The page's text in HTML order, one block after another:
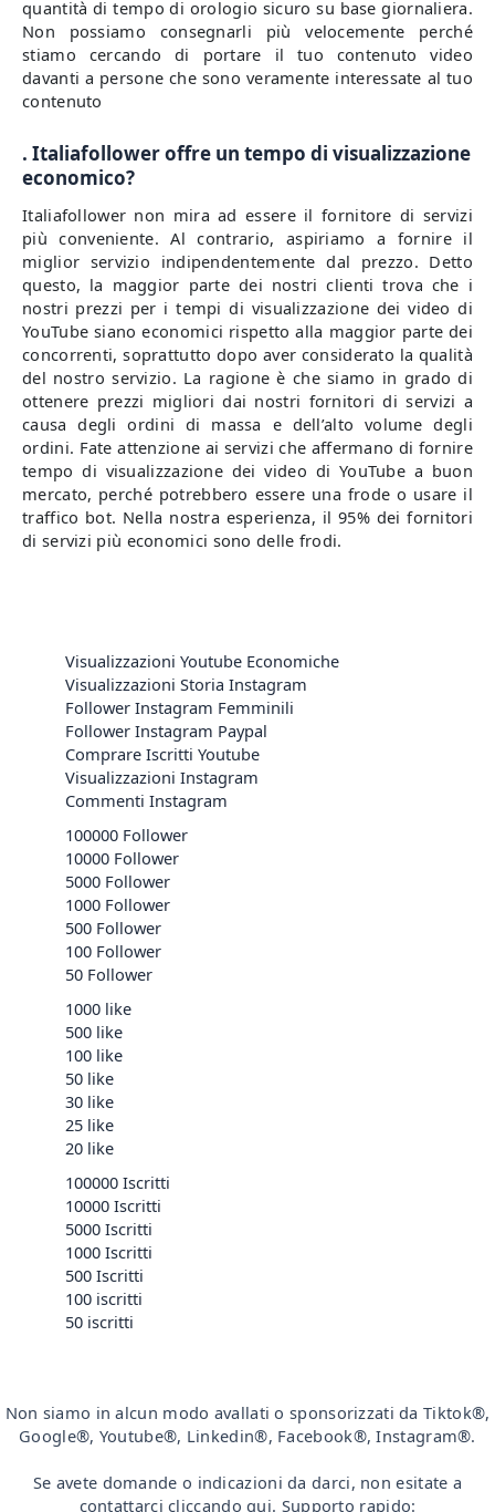
quantità di tempo di orologio sicuro su base giornaliera.
Non possiamo consegnarli più velocemente perché
stiamo cercando di portare il tuo contenuto video
davanti a persone che sono veramente interessate al tuo
contenuto
. Italiafollower offre un tempo di visualizzazione
economico?
Italiafollower non mira ad essere il fornitore di servizi
più conveniente. Al contrario, aspiriamo a fornire il
miglior servizio indipendentemente dal prezzo. Detto
questo, la maggior parte dei nostri clienti trova che i
nostri prezzi per i tempi di visualizzazione dei video di
YouTube siano economici rispetto alla maggior parte dei
concorrenti, soprattutto dopo aver considerato la qualità
del nostro servizio. La ragione è che siamo in grado di
ottenere prezzi migliori dai nostri fornitori di servizi a
causa degli ordini di massa e dell’alto volume degli
ordini. Fate attenzione ai servizi che affermano di fornire
tempo di visualizzazione dei video di YouTube a buon
mercato, perché potrebbero essere una frode o usare il
traffico bot. Nella nostra esperienza, il 95% dei fornitori
di servizi più economici sono delle frodi.
Visualizzazioni Youtube Economiche
Visualizzazioni Storia Instagram
Follower Instagram Femminili
Follower Instagram Paypal
Comprare Iscritti Youtube
Visualizzazioni Instagram
Commenti Instagram
100000 Follower
10000 Follower
5000 Follower
1000 Follower
500 Follower
100 Follower
50 Follower
1000 like
500 like
100 like
50 like
30 like
25 like
20 like
100000 Iscritti
10000 Iscritti
5000 Iscritti
1000 Iscritti
500 Iscritti
100 iscritti
50 iscritti
Non siamo in alcun modo avallati o sponsorizzati da Tiktok®,
Google®, Youtube®, Linkedin®, Facebook®, Instagram®.
Se avete domande o indicazioni da darci, non esitate a
contattarci cliccando qui. Supporto rapido: